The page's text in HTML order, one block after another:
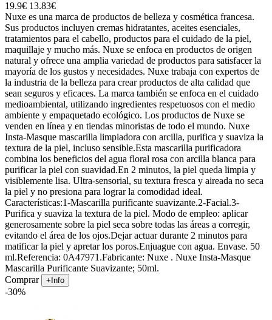
19.9€ 13.83€
Nuxe es una marca de productos de belleza y cosmética francesa.
Sus productos incluyen cremas hidratantes, aceites esenciales,
tratamientos para el cabello, productos para el cuidado de la piel,
maquillaje y mucho más. Nuxe se enfoca en productos de origen
natural y ofrece una amplia variedad de productos para satisfacer la
mayoría de los gustos y necesidades. Nuxe trabaja con expertos de
la industria de la belleza para crear productos de alta calidad que
sean seguros y eficaces. La marca también se enfoca en el cuidado
medioambiental, utilizando ingredientes respetuosos con el medio
ambiente y empaquetado ecológico. Los productos de Nuxe se
venden en línea y en tiendas minoristas de todo el mundo. Nuxe
Insta-Masque mascarilla limpiadora con arcilla, purifica y suaviza la
textura de la piel, incluso sensible.Esta mascarilla purificadora
combina los beneficios del agua floral rosa con arcilla blanca para
purificar la piel con suavidad.En 2 minutos, la piel queda limpia y
visiblemente lisa. Ultra-sensorial, su textura fresca y aireada no seca
la piel y no presiona para lograr la comodidad ideal.
Características:1-Mascarilla purificante suavizante.2-Facial.3-
Purifica y suaviza la textura de la piel. Modo de empleo: aplicar
generosamente sobre la piel seca sobre todas las áreas a corregir,
evitando el área de los ojos.Dejar actuar durante 2 minutos para
matificar la piel y apretar los poros.Enjuague con agua. Envase. 50
ml.Referencia: 0A47971.Fabricante: Nuxe . Nuxe Insta-Masque
Mascarilla Purificante Suavizante; 50ml.
Comprar
+Info
-30%